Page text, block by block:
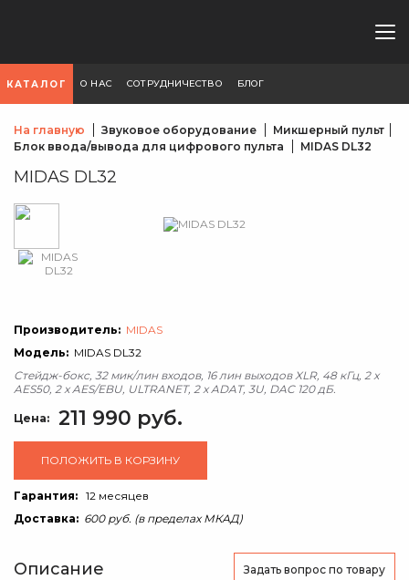
КАТАЛОГ О НАС СОТРУДНИЧЕСТВО БЛОГ
На главную Звуковое оборудование
Микшерный пульт
Блок ввода/вывода для цифрового пульта
MIDAS DL32
MIDAS DL32
Производитель: MIDAS
Модель: MIDAS DL32
Стейдж-бокс, 32 мик/лин входов, 16 лин выходов XLR, 48 кГц, 2 x
AES50, 2 x AES/EBU, ULTRANET, 2 x ADAT, 3U, DAC 120 дБ.
Цена: 211 990 руб.
ПОЛОЖИТЬ В КОРЗИНУ
Гарантия: 12 месяцев
Доставка: 600 руб. (в пределах МКАД)
Описание Задать вопрос по товару